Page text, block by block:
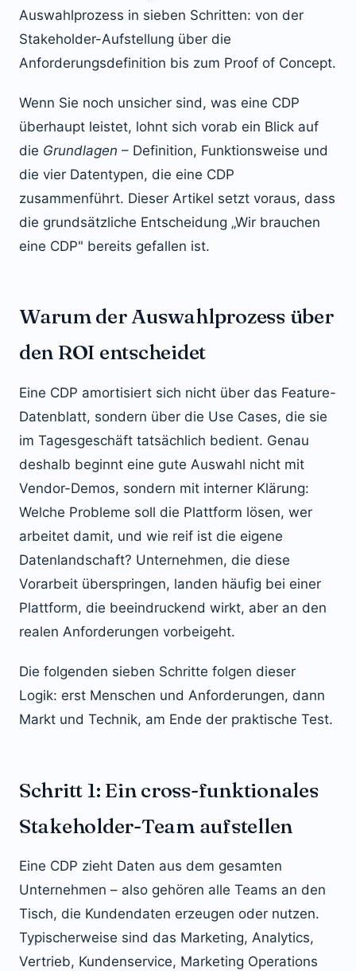
Auswahlprozess in sieben Schritten: von der
Stakeholder-Aufstellung über die
Anforderungsdefinition bis zum Proof of Concept.
Wenn Sie noch unsicher sind, was eine CDP
überhaupt leistet, lohnt sich vorab ein Blick auf
die Grundlagen – Definition, Funktionsweise und
die vier Datentypen, die eine CDP
zusammenführt. Dieser Artikel setzt voraus, dass
die grundsätzliche Entscheidung „Wir brauchen
eine CDP" bereits gefallen ist.
Warum der Auswahlprozess über
den ROI entscheidet
Eine CDP amortisiert sich nicht über das Feature-
Datenblatt, sondern über die Use Cases, die sie
im Tagesgeschäft tatsächlich bedient. Genau
deshalb beginnt eine gute Auswahl nicht mit
Vendor-Demos, sondern mit interner Klärung:
Welche Probleme soll die Plattform lösen, wer
arbeitet damit, und wie reif ist die eigene
Datenlandschaft? Unternehmen, die diese
Vorarbeit überspringen, landen häufig bei einer
Plattform, die beeindruckend wirkt, aber an den
realen Anforderungen vorbeigeht.
Die folgenden sieben Schritte folgen dieser
Logik: erst Menschen und Anforderungen, dann
Markt und Technik, am Ende der praktische Test.
Schritt 1: Ein cross-funktionales
Stakeholder-Team aufstellen
Eine CDP zieht Daten aus dem gesamten
Unternehmen – also gehören alle Teams an den
Tisch, die Kundendaten erzeugen oder nutzen.
Typischerweise sind das Marketing, Analytics,
Vertrieb, Kundenservice, Marketing Operations